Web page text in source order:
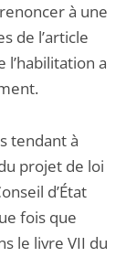
à une
de l’article
l’habilitation a
tendant à
projet de loi
d’État
fois que
le livre VII du